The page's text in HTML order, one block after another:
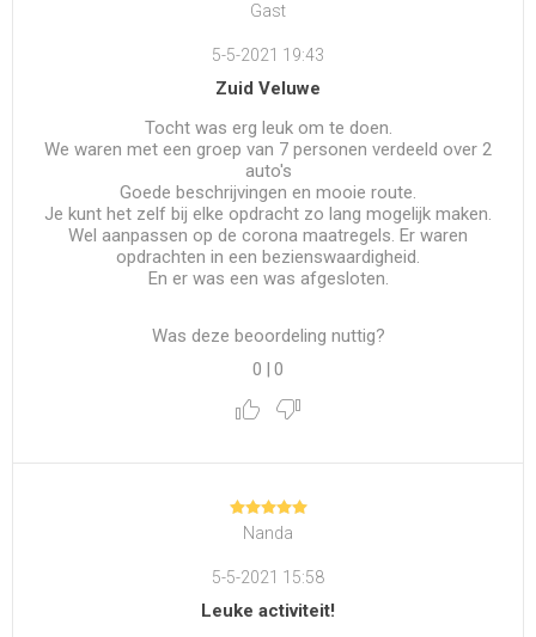
Gast
5-5-2021 19:43
Zuid Veluwe
Tocht was erg leuk om te doen.
We waren met een groep van 7 personen verdeeld over 2
auto's
Goede beschrijvingen en mooie route.
Je kunt het zelf bij elke opdracht zo lang mogelijk maken.
Wel aanpassen op de corona maatregels. Er waren
opdrachten in een bezienswaardigheid.
En er was een was afgesloten.
Was deze beoordeling nuttig?
0 | 0
Nanda
5-5-2021 15:58
Leuke activiteit!